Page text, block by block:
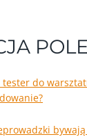
tester do